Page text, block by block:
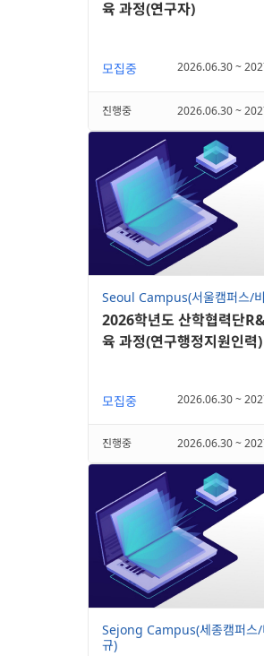
육 과정(연구자)
모집중 2026.06.30 ~
진행중 2026.06.30 ~
Seoul Campus(서울캠퍼스/
2026학년도 산학협력단
육 과정(연구행정지원인력)
모집중 2026.06.30 ~
진행중 2026.06.30 ~
Sejong Campus(세종캠퍼스/
규)